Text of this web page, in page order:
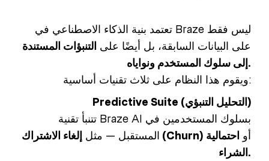
تعتمد بنية الذكاء الاصطناعي في Braze ليس فقط
على البيانات السابقة، بل أيضًا على التنبؤات المستندة
إلى سلوك المستخدم ونواياه.
ويقوم هذا النظام على ثلاث تقنيات أساسية:
Predictive Suite (التحليل التنبؤي)
تتنبأ تقنية Braze AI بسلوك المستخدمين في
المستقبل — مثل إلغاء الاشتراك (Churn) أو احتمالية
الشراء.